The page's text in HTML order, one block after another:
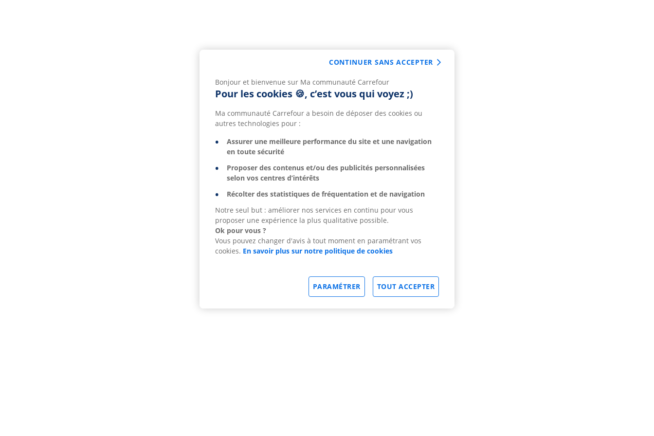
Bonjour et bienvenue sur Ma communauté Carrefour
Pour les cookies 🍪, c’est vous qui voyez ;)
Ma communauté Carrefour a besoin de déposer des cookies ou
autres technologies pour :
Assurer une meilleure performance du site et une navigation
en toute sécurité
Proposer des contenus et/ou des publicités personnalisées
selon vos centres d’intérêts
Récolter des statistiques de fréquentation et de navigation
Notre seul but : améliorer nos services en continu pour vous
proposer une expérience la plus qualitative possible.
Ok pour vous ?
Vous pouvez changer d'avis à tout moment en paramétrant vos
cookies. En savoir plus sur notre politique de cookies
TOUT ACCEPTER
PARAMÉTRER
CONTINUER SANS ACCEPTER